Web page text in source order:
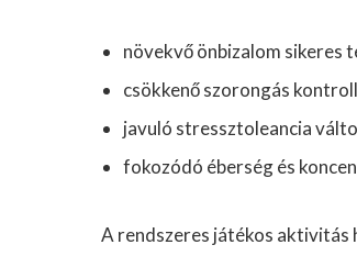
növekvő önbizalom sikeres
csökkenő szorongás
javuló stressztoleancia
fokozódó éberség és
A rendszeres játékos aktivitás